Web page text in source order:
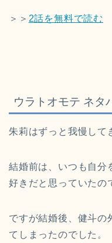
＞＞ 2話を無料で読む
ウラトオモテ ネタ
朱莉はずっと我慢して
結婚前は、いつも自分
好きだと思っていたの
ですが結婚後、健斗の
てしまったのでした。